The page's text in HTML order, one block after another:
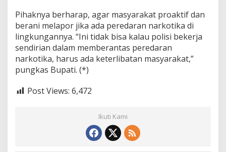
Pihaknya berharap, agar masyarakat proaktif dan
berani melapor jika ada peredaran narkotika di
lingkungannya. “Ini tidak bisa kalau polisi bekerja
sendirian dalam memberantas peredaran
narkotika, harus ada keterlibatan masyarakat,”
pungkas Bupati. (*)
Post Views: 6,472
Ikuti Kami